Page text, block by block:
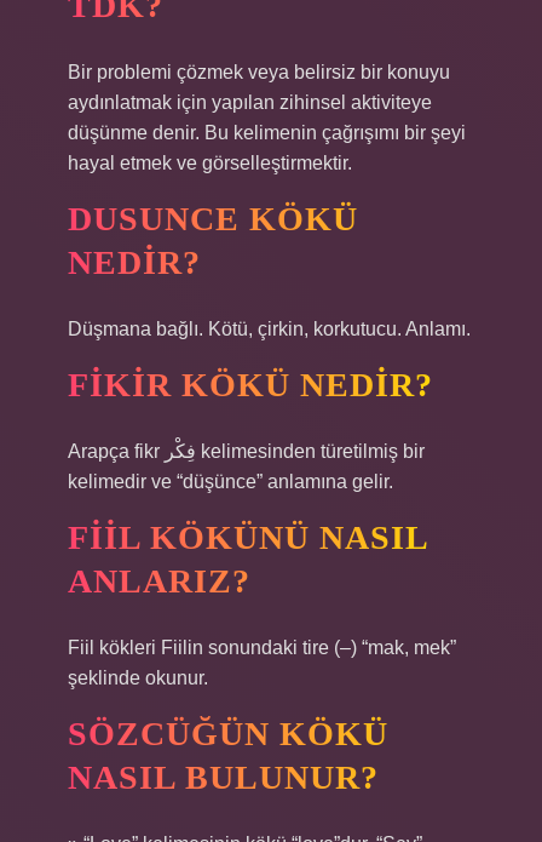
Bir problemi çözmek veya belirsiz bir konuyu
aydınlatmak için yapılan zihinsel aktiviteye
düşünme denir. Bu kelimenin çağrışımı bir şeyi
hayal etmek ve görselleştirmektir.
DUSUNCE KÖKÜ
NEDIR?
Düşmana bağlı. Kötü, çirkin, korkutucu. Anlamı.
FIKIR KÖKÜ NEDIR?
Arapça fikr فِكْر kelimesinden türetilmiş bir
kelimedir ve “düşünce” anlamına gelir.
FIIL KÖKÜNÜ NASIL
ANLARIZ?
Fiil kökleri Fiilin sonundaki tire (–) “mak, mek”
şeklinde okunur.
SÖZCÜĞÜN KÖKÜ
NASIL BULUNUR?